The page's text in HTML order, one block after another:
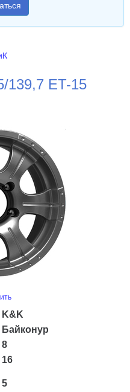
139,7 ET-15
K&K
Байконур
8
16
5